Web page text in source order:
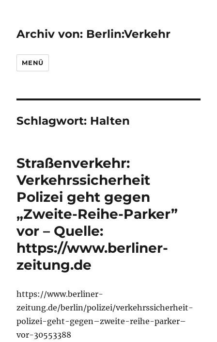
Archiv von: Berlin:Verkehr
MENÜ
Schlagwort: Halten
Straßenverkehr:
Verkehrssicherheit
Polizei geht gegen
„Zweite-Reihe-Parker”
vor – Quelle:
https://www.berliner-
zeitung.de
https://www.berliner-
zeitung.de/berlin/polizei/verkehrssicherheit-
polizei-geht-gegen–zweite-reihe-parker–
vor-30553388